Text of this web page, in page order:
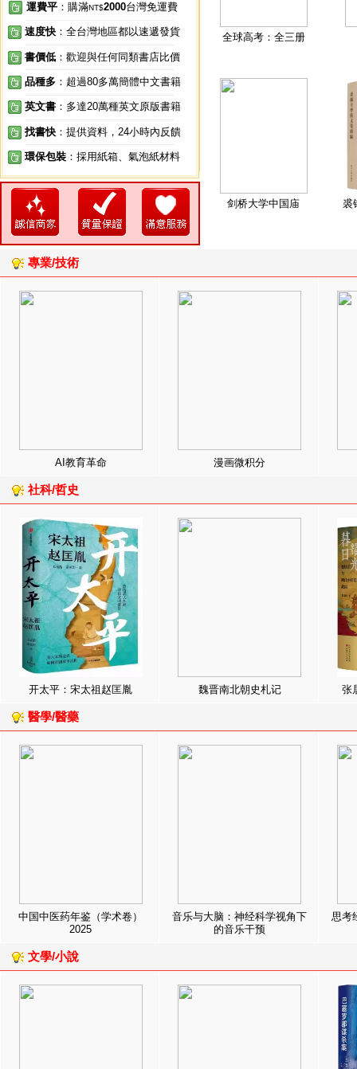
運費平 ：購滿NT$2000台灣免運費
速度快 ：全台灣地區都以速遞發貨
書價低 ：歡迎與任何同類書店比價
品種多 ：超過80多萬簡體中文書籍
英文書 ：多達20萬種英文原版書籍
找書快 ：提供資料，24小時內反饋
環保包裝 ：採用紙箱、氣泡紙材料
全球高考：全三册
剑桥大学中国庙 裘
專業/技術
AI教育革命 漫画微积分
社科/哲史
开太平：宋太祖赵匡胤 魏晋南北朝史札记 张
醫學/醫藥
中国中医药年鉴（学术卷）
2025
音乐与大脑：神经科学视角下
的音乐干预
思考
文學/小說